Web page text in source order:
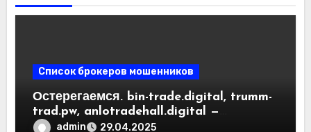
Список брокеров мошенников
Остерегаемся. bin-trade.digital, trumm-
trad.pw, anlotradehall.digital —
разоблачение фальшивых
admin 29.04.2025